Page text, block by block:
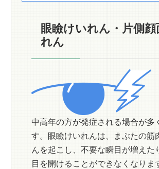
眼瞼けいれん・片側
れん
中高年の方が発症される場合が多
す。眼瞼けいれんは、まぶたの筋
んを起こし、不要な瞬目が増えた
目を開けることができなくなりま